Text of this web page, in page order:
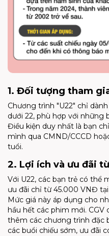
1. Đối tượng tham
Chương trình "U22" chỉ
dưới 22, phù hợp với những
Điều kiện duy nhất là bạn
mình qua CMND/CCCD
tuổi.
2. Lợi ích và ưu đãi
Với U22, các bạn trẻ có thể
ưu đãi chỉ từ 45.000 VNĐ
Mức giá này áp dụng cho
hầu hết các phim mới.
thêm các chương trình đặc
các buổi chiếu sớm, ưu đãi